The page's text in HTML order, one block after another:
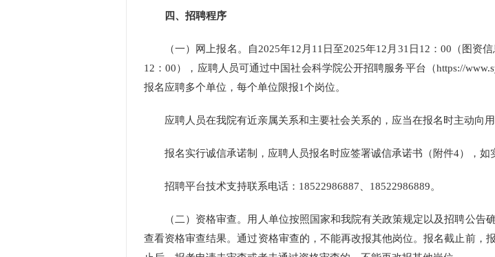
四、招聘程序
（一）网上报名。自2025年12月11日至2025年12月31日12：00（图资
12：00），应聘人员可通过中国社会科学院公开招聘服务平台（https://
报名应聘多个单位，每个单位限报1个岗位。
应聘人员在我院有近亲属关系和主要社会关系的，应当在报名时主动向用
报名实行诚信承诺制，应聘人员报名时应签署诚信承诺书（附件4），如
招聘平台技术支持联系电话：18522986887、18522986889。
（二）资格审查。用人单位按照国家和我院有关政策规定以及招聘公告
查看资格审查结果。通过资格审查的，不能再改报其他岗位。报名截止前